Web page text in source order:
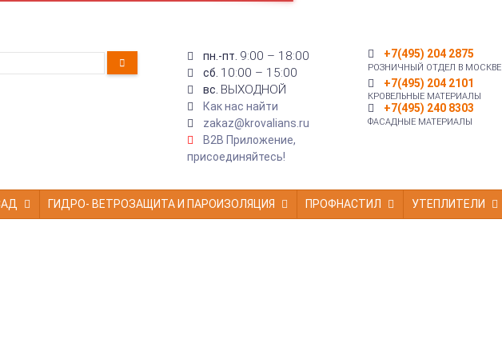
пн.-пт. 9:00 – 18:00
сб. 10:00 – 15:00
вс. ВЫХОДНОЙ
Как нас найти
zakaz@krovalians.ru
B2B Приложение,
присоединяйтесь!
+7(495) 204 2875
РОЗНИЧНЫЙ ОТДЕЛ В МОСКВЕ
+7(495) 204 2101
КРОВЕЛЬНЫЕ МАТЕРИАЛЫ
+7(495) 240 8303
ФАСАДНЫЕ МАТЕРИАЛЫ
ГИДРО- ВЕТРОЗАЩИТА И ПАРОИЗОЛЯЦИЯ ПРОФНАСТИЛ УТЕПЛИТЕЛИ